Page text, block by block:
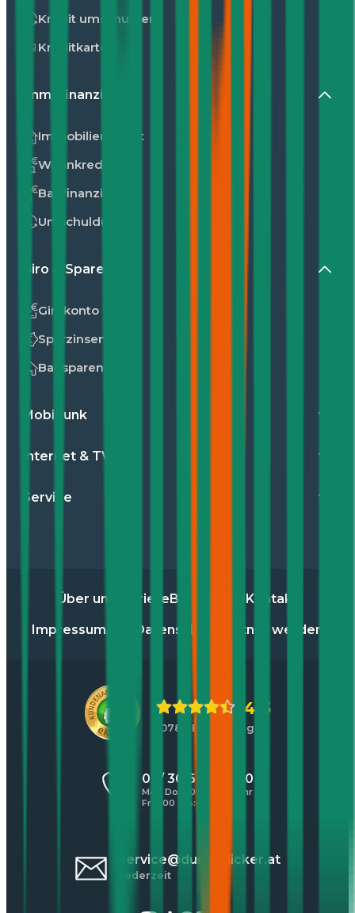
Kredit umschulden
Kreditkarte
Immofinanzierung
Immobilienkredit
Wohnkredit
Baufinanzierung
Umschuldung
Giro & Sparen
Girokonto
Sparzinsen
Bausparen
Mobilfunk
Internet & TV
Service
Über uns KarriereBlog Kontakt
ImpressumAGB Datenschutz Partner werden
4,5
10784 Bewertungen
01 / 30 60 900 20
Mo - Do 8:00 - 17:00 Uhr
Fr 8:00 - 16:00 Uhr
service@durchblicker.at
Jederzeit